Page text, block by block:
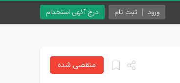
درج آگهی استخدام ورود ثبت نام
منقضی شده